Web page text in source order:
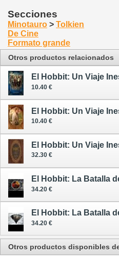
Secciones
Minotauro > Tolkien
De Cine
Formato grande
Otros productos relacionados
El Hobbit: Un Viaje
10.40 €
10.40 €
32.30 €
34.20 €
34.20 €
Otros productos disponibles